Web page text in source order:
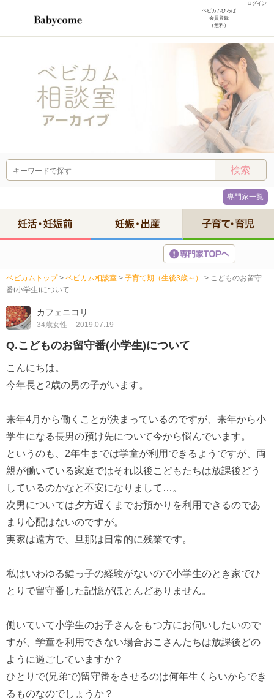
ログイン
ベビカムひろば
会員登録
（無料）
専門家一覧
ベビカムトップ > ベビカム相談室 > 子育て期（生後3歳～） > こどものお留守
番(小学生)について
カフェニコリ
34歳女性 2019.07.19
Q.こどものお留守番(小学生)について
こんにちは。
今年長と2歳の男の子がいます。
来年4月から働くことが決まっているのですが、来年から小
学生になる長男の預け先について今から悩んでいます。
というのも、2年生までは学童が利用できるようですが、両
親が働いている家庭ではそれ以後こどもたちは放課後どう
しているのかなと不安になりまして…。
次男については夕方遅くまでお預かりを利用できるのであ
まり心配はないのですが。
実家は遠方で、旦那は日常的に残業です。
私はいわゆる鍵っ子の経験がないので小学生のとき家でひ
とりで留守番した記憶がほとんどありません。
働いていて小学生のお子さんをもつ方にお伺いしたいので
すが、学童を利用できない場合おこさんたちは放課後どの
ように過ごしていますか？
ひとりで(兄弟で)留守番をさせるのは何年生くらいからでき
るものなのでしょうか？